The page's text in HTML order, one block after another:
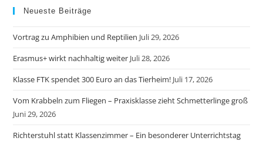
Neueste Beiträge
Vortrag zu Amphibien und Reptilien Juli 29, 2026
Erasmus+ wirkt nachhaltig weiter Juli 28, 2026
Klasse FTK spendet 300 Euro an das Tierheim! Juli 17, 2026
Vom Krabbeln zum Fliegen – Praxisklasse zieht Schmetterlinge groß
Juni 29, 2026
Richterstuhl statt Klassenzimmer – Ein besonderer Unterrichtstag